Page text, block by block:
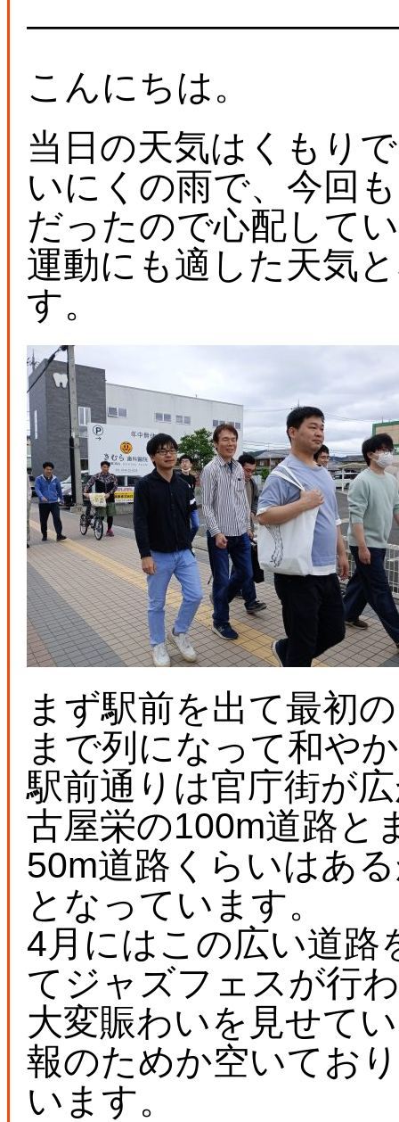
こんにちは。
当日の天気はくもり
いにくの雨で、今回
だったので心配して
運動にも適した天気
す。
まず駅前を出て最初
まで列になって和や
駅前通りは官庁街が
古屋栄の100m道路と
50m道路くらいはあ
となっています。
4月にはこの広い道路
てジャズフェスが行
大変賑わいを見せて
報のためか空いてお
います。